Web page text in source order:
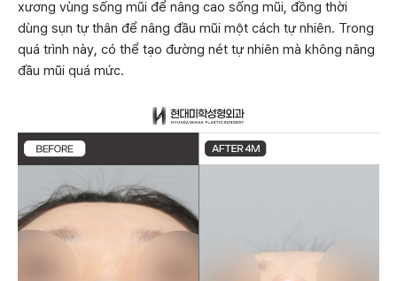
xương vùng sống mũi để nâng cao sống mũi, đồng thời
dùng sụn tự thân để nâng đầu mũi một cách tự nhiên. Trong
quá trình này, có thể tạo đường nét tự nhiên mà không nâng
đầu mũi quá mức.